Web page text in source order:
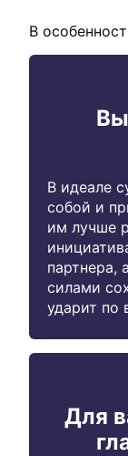
В
В идеале
собой и
им лучше
партнера,
силами
ударит по
Для